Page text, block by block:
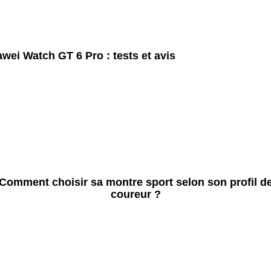
Watch GT 6 Pro : tests et avis
choisir sa montre sport selon son profil
coureur ?